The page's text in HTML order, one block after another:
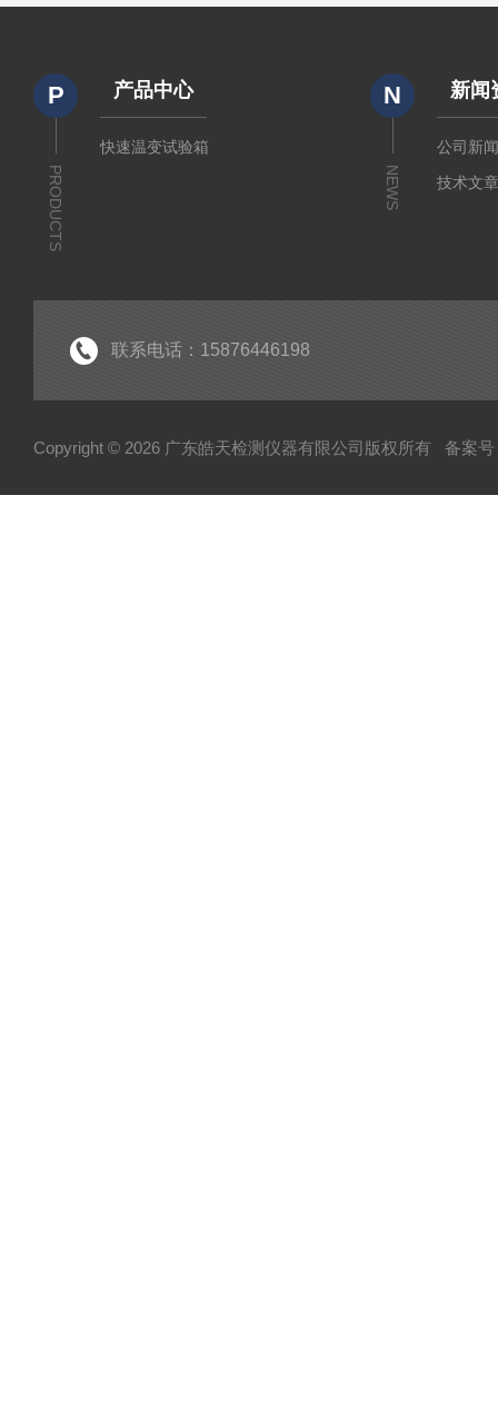
P
PRODUCTS
产品中心
快速温变试验箱
N
NEWS
新闻
公司新
技术文
联系电话：15876446198
Copyright © 2026 广东皓天检测仪器有限公司版权所有 备案号